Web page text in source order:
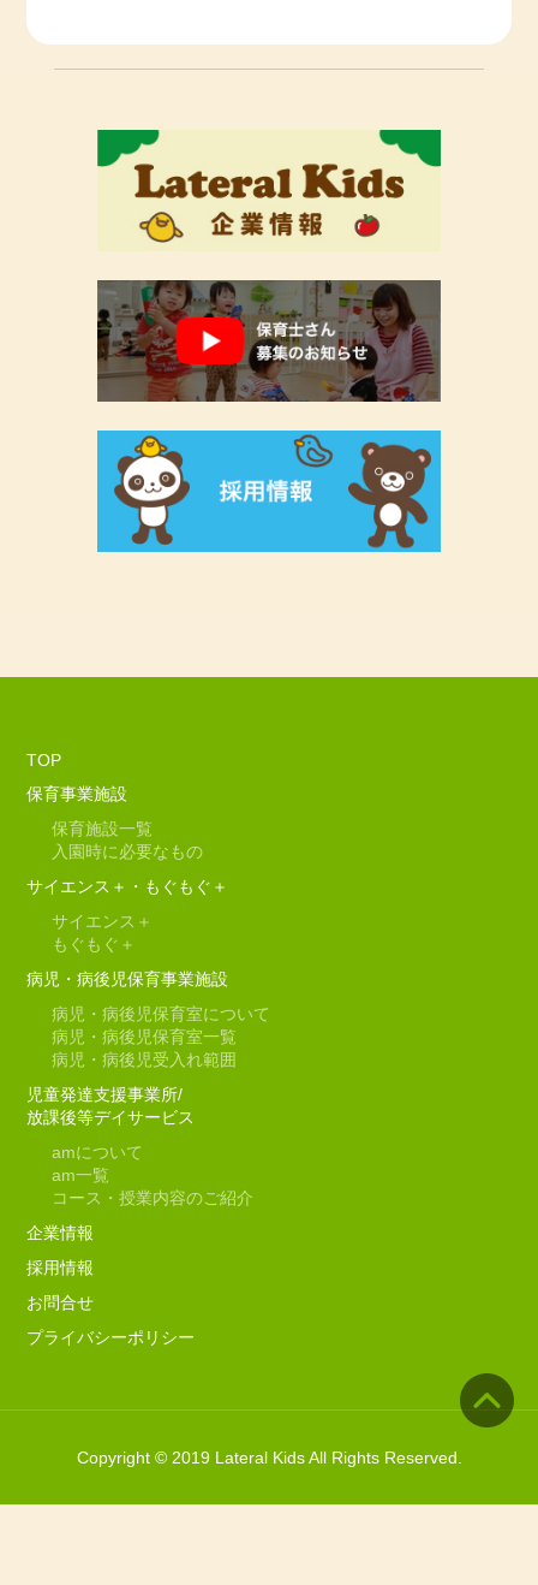
TOP
保育事業施設
保育施設一覧
入園時に必要なもの
サイエンス＋・もぐもぐ＋
サイエンス＋
もぐもぐ＋
病児・病後児保育事業施設
病児・病後児保育室について
病児・病後児保育室一覧
病児・病後児受入れ範囲
児童発達支援事業所/
放課後等デイサービス
amについて
am一覧
コース・授業内容のご紹介
企業情報
採用情報
お問合せ
プライバシーポリシー
Copyright © 2019 Lateral Kids All Rights Reserved.